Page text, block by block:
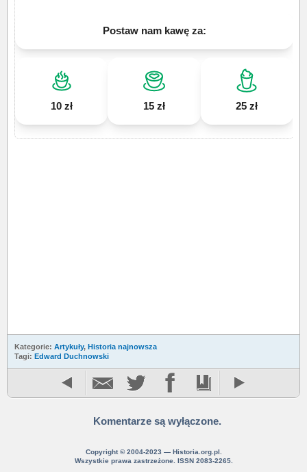
Postaw nam kawę za:
10 zł 15 zł 25 zł
Kategorie: Artykuły, Historia najnowsza
Tagi: Edward Duchnowski
Komentarze są wyłączone.
Copyright © 2004-2023 — Historia.org.pl.
Wszystkie prawa zastrzeżone. ISSN 2083-2265.